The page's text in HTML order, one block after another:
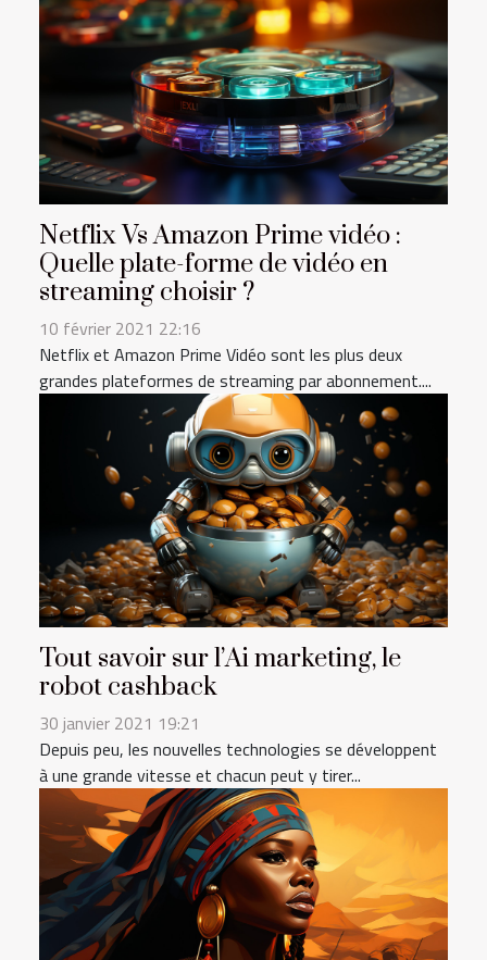
Netflix Vs Amazon Prime vidéo :
Quelle plate-forme de vidéo en
streaming choisir ?
10 février 2021 22:16
Netflix et Amazon Prime Vidéo sont les plus deux
grandes plateformes de streaming par abonnement....
Tout savoir sur l’Ai marketing, le
robot cashback
30 janvier 2021 19:21
Depuis peu, les nouvelles technologies se développent
à une grande vitesse et chacun peut y tirer...